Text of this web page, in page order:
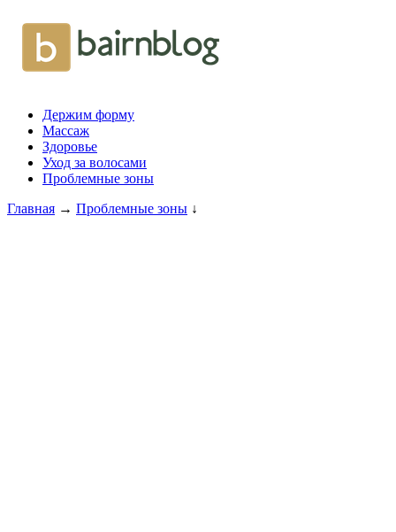
Держим форму
Массаж
Здоровье
Уход за волосами
Проблемные зоны
Главная → Проблемные зоны ↓